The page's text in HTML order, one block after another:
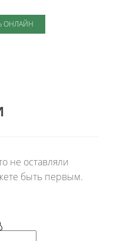
ОНЛАЙН
не оставляли
быть первым.